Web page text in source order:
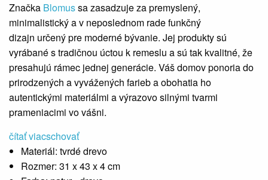
Značka Blomussa zasadzuje za premyslený,
minimalistický a v neposlednom rade funkčný
dizajn určený pre moderné bývanie. Jej produkty sú
vyrábané s tradičnou úctou k remeslu a sú tak kvalitné, že
presahujú rámec jednej generácie. Váš domov ponoria do
prirodzených a vyvážených farieb a obohatia ho
autentickými materiálmi a výrazovo silnými tvarmi
prameniacimi vo vášni.
čítať viacschovať
Materiál: tvrdé drevo
Rozmer: 31 x 43 x 4 cm